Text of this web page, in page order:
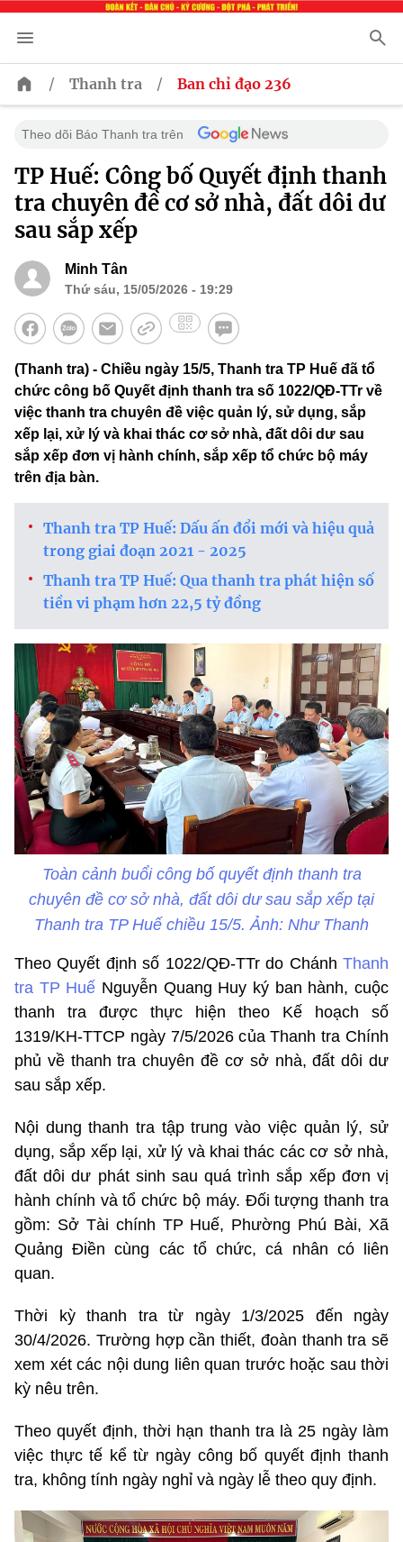
/ Thanh tra / Ban chỉ đạo 236
Theo dõi Báo Thanh tra trên
TP Huế: Công bố Quyết định thanh
tra chuyên đề cơ sở nhà, đất dôi dư
sau sắp xếp
Minh Tân
Thứ sáu, 15/05/2026 - 19:29
(Thanh tra) - Chiều ngày 15/5, Thanh tra TP Huế đã tổ
chức công bố Quyết định thanh tra số 1022/QĐ-TTr về
việc thanh tra chuyên đề việc quản lý, sử dụng, sắp
xếp lại, xử lý và khai thác cơ sở nhà, đất dôi dư sau
sắp xếp đơn vị hành chính, sắp xếp tổ chức bộ máy
trên địa bàn.
Thanh tra TP Huế: Dấu ấn đổi mới và hiệu quả
trong giai đoạn 2021 - 2025
Thanh tra TP Huế: Qua thanh tra phát hiện số
tiền vi phạm hơn 22,5 tỷ đồng
Toàn cảnh buổi công bố quyết định thanh tra
chuyên đề cơ sở nhà, đất dôi dư sau sắp xếp tại
Thanh tra TP Huế chiều 15/5. Ảnh: Như Thanh
Theo Quyết định số 1022/QĐ-TTr do Chánh Thanh
tra TP Huế Nguyễn Quang Huy ký ban hành, cuộc
thanh tra được thực hiện theo Kế hoạch số
1319/KH-TTCP ngày 7/5/2026 của Thanh tra Chính
phủ về thanh tra chuyên đề cơ sở nhà, đất dôi dư
sau sắp xếp.
Nội dung thanh tra tập trung vào việc quản lý, sử
dụng, sắp xếp lại, xử lý và khai thác các cơ sở nhà,
đất dôi dư phát sinh sau quá trình sắp xếp đơn vị
hành chính và tổ chức bộ máy. Đối tượng thanh tra
gồm: Sở Tài chính TP Huế, Phường Phú Bài, Xã
Quảng Điền cùng các tổ chức, cá nhân có liên
quan.
Thời kỳ thanh tra từ ngày 1/3/2025 đến ngày
30/4/2026. Trường hợp cần thiết, đoàn thanh tra sẽ
xem xét các nội dung liên quan trước hoặc sau thời
kỳ nêu trên.
Theo quyết định, thời hạn thanh tra là 25 ngày làm
việc thực tế kể từ ngày công bố quyết định thanh
tra, không tính ngày nghỉ và ngày lễ theo quy định.